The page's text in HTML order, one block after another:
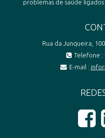
problemas de saúde
Rua da Junqueira,
Telefone :
E-mail :